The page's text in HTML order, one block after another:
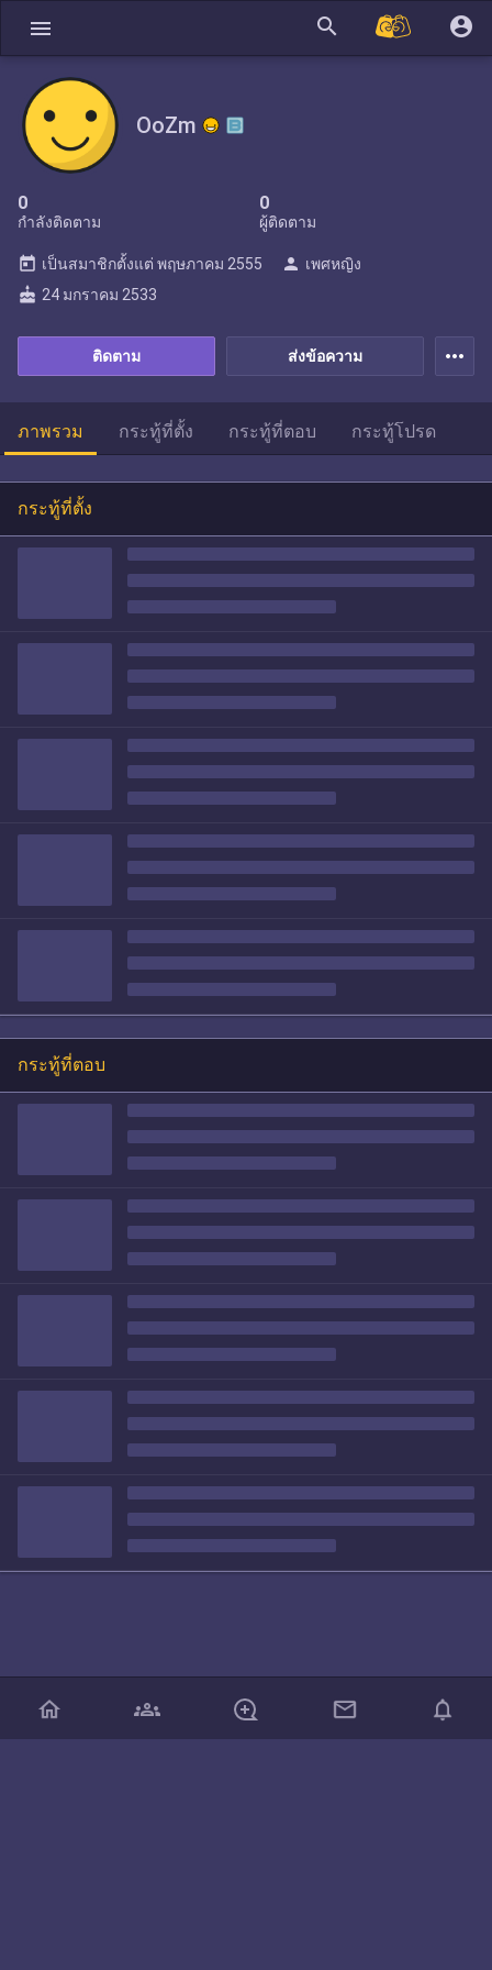
menu search account_circle
OoZm
0
กำลังติดตาม
0
ผู้ติดตาม
ส่งข้อความ
ติดตาม
today เป็นสมาชิกตั้งแต่ พฤษภาคม 2555 person เพศหญิง
cake 24 มกราคม 2533
more_horiz
ภาพรวม กระทู้ที่ตั้ง กระทู้ที่ตอบ กระทู้โปรด
กระทู้ที่ตั้ง
กระทู้ที่ตอบ